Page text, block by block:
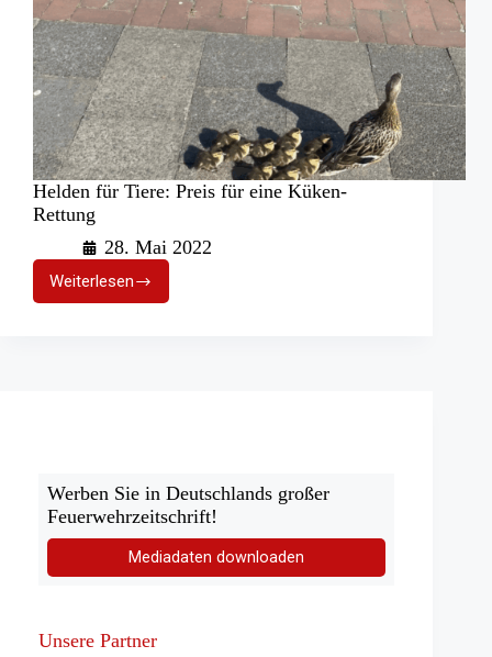
Helden für Tiere: Preis für eine Küken-
Rettung
28. Mai 2022
Weiterlesen
Helden
für
Werben Sie in Deutschlands großer
Feuerwehrzeitschrift!
Mediadaten downloaden
Unsere Partner